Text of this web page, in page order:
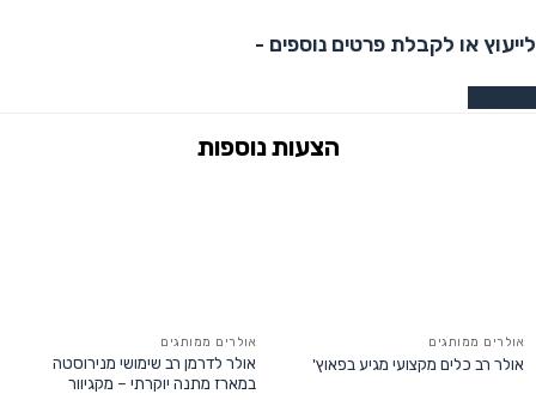
לייעוץ או לקבלת פרטים נוספים -
אולרים ממותגים
אולר רב כלים מקצועי מגיע בפאוץ'
אולרים ממותגים
אולר לדרמן רב שימושי מנירוסטה
במארז מתנה יוקרתי – מקגיוור